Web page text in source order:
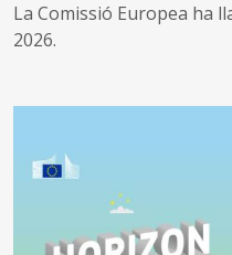
La Comissió Europea ha
2026.